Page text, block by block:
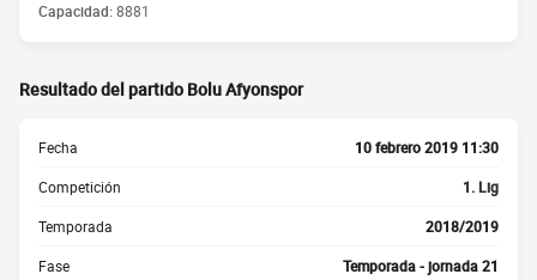
Capacidad:8881
Resultado del partido Bolu Afyonspor
Fecha 10 febrero 2019 11:30
Competición 1. Lig
Temporada 2018/2019
Fase Temporada - jornada 21